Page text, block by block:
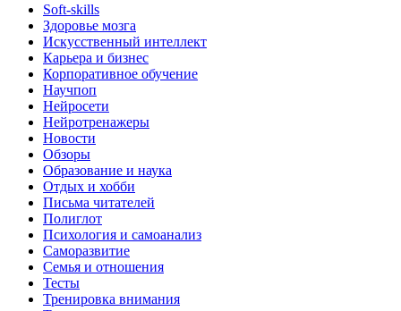
Soft-skills
Здоровье мозга
Искусственный интеллект
Карьера и бизнес
Корпоративное обучение
Научпоп
Нейросети
Нейротренажеры
Новости
Обзоры
Образование и наука
Отдых и хобби
Письма читателей
Полиглот
Психология и самоанализ
Саморазвитие
Семья и отношения
Тесты
Тренировка внимания